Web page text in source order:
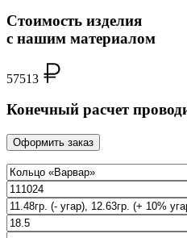
Стоимость изделия
с нашим материалом
57513
Конечный расчет
Оформить заказ